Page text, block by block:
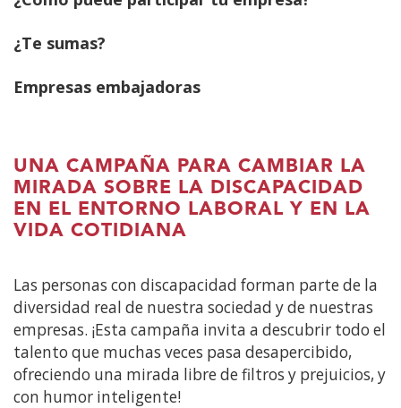
contenido
¿Te sumas?
Empresas embajadoras
UNA CAMPAÑA PARA CAMBIAR LA
MIRADA SOBRE LA DISCAPACIDAD
EN EL ENTORNO LABORAL Y EN LA
VIDA COTIDIANA
Las personas con discapacidad forman parte de la
diversidad real de nuestra sociedad y de nuestras
empresas. ¡Esta campaña invita a descubrir todo el
talento que muchas veces pasa desapercibido,
ofreciendo una mirada libre de filtros y prejuicios, y
con humor inteligente!